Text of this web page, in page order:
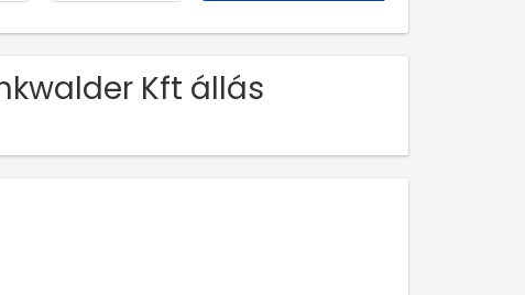
Kft állás